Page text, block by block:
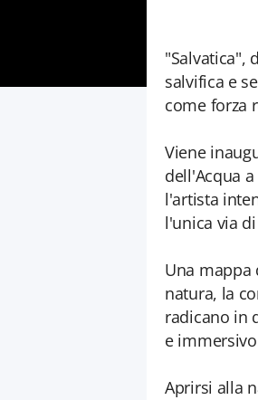
"Salvatica",
salvifica e
come forza
Viene
dell'Acqua
l'artista
l'unica via
Una mappa
natura, la
radicano in
e
Aprirsi alla